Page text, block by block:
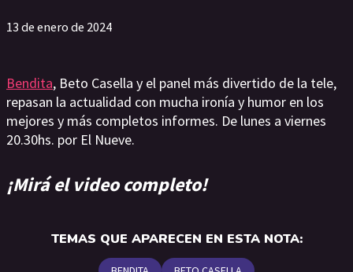
13 de enero de 2024
Bendita, Beto Casella y el panel más divertido de la tele,
repasan la actualidad con mucha ironía y humor en los
mejores y más completos informes. De lunes a viernes
20.30hs. por El Nueve.
¡Mirá el video completo!
TEMAS QUE APARECEN EN ESTA NOTA: